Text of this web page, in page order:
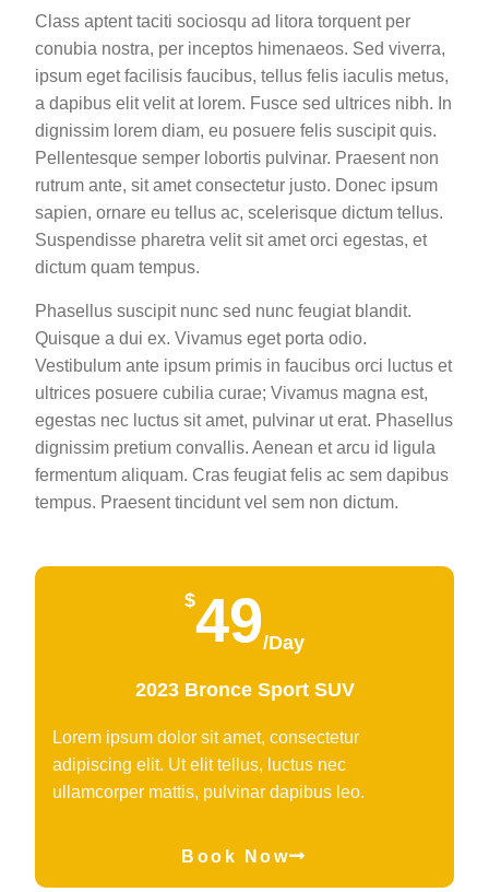
$49/Day
2023 Bronce Sport SUV
Lorem ipsum dolor sit amet, consectetur
adipiscing elit. Ut elit tellus, luctus nec
ullamcorper mattis, pulvinar dapibus leo.
Book Now
Class aptent taciti sociosqu ad litora torquent per
conubia nostra, per inceptos himenaeos. Sed viverra,
ipsum eget facilisis faucibus, tellus felis iaculis metus,
a dapibus elit velit at lorem. Fusce sed ultrices nibh. In
dignissim lorem diam, eu posuere felis suscipit quis.
Pellentesque semper lobortis pulvinar. Praesent non
rutrum ante, sit amet consectetur justo. Donec ipsum
sapien, ornare eu tellus ac, scelerisque dictum tellus.
Suspendisse pharetra velit sit amet orci egestas, et
dictum quam tempus.
Phasellus suscipit nunc sed nunc feugiat blandit.
Quisque a dui ex. Vivamus eget porta odio.
Vestibulum ante ipsum primis in faucibus orci luctus et
ultrices posuere cubilia curae; Vivamus magna est,
egestas nec luctus sit amet, pulvinar ut erat. Phasellus
dignissim pretium convallis. Aenean et arcu id ligula
fermentum aliquam. Cras feugiat felis ac sem dapibus
tempus. Praesent tincidunt vel sem non dictum.